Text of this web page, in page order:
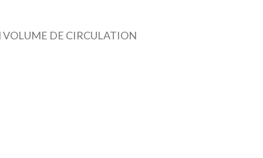
VOLUME DE CIRCULATION